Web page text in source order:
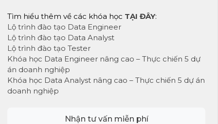
Tìm hiểu thêm về các khóa học TẠI ĐÂY:
Lộ trình đào tạo Data Engineer
Lộ trình đào tạo Data Analyst
Lộ trình đào tạo Tester
Khóa học Data Engineer nâng cao – Thực chiến 5 dự
án doanh nghiệp
Khóa học Data Analyst nâng cao – Thực chiến 5 dự án
doanh nghiệp
Nhận tư vấn miễn phí